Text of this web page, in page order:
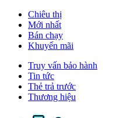
Chiêu thị
Mới nhất
Bán chạy
Khuyến mãi
Truy vấn bảo hành
Tin tức
Thẻ trả trước
Thương hiệu